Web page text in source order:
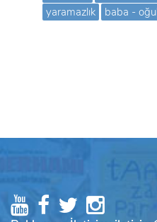
yaramazlık
baba - oğul